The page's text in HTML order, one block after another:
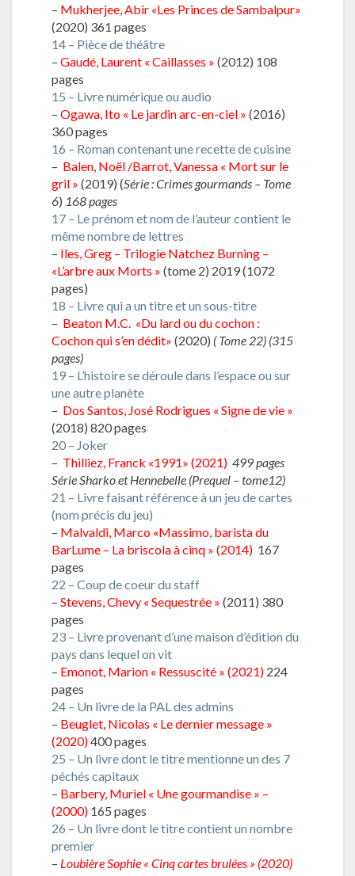
– Mukherjee, Abir «Les Princes de Sambalpur»
(2020) 361 pages
14 – Pièce de théâtre
– Gaudé, Laurent « Caillasses » (2012) 108
pages
15 – Livre numérique ou audio
– Ogawa, Ito « Le jardin arc-en-ciel » (2016)
360 pages
16 – Roman contenant une recette de cuisine
– Balen, Noël /Barrot, Vanessa « Mort sur le
gril » (2019) (Série : Crimes gourmands – Tome
6) 168 pages
17 – Le prénom et nom de l’auteur contient le
même nombre de lettres
– Iles, Greg – Trilogie Natchez Burning –
«L’arbre aux Morts » (tome 2) 2019 (1072
pages)
18 – Livre qui a un titre et un sous-titre
– Beaton M.C. «Du lard ou du cochon :
Cochon qui s’en dédit» (2020) ( Tome 22) (315
pages)
19 – L’histoire se déroule dans l’espace ou sur
une autre planète
– Dos Santos, José Rodrigues « Signe de vie »
(2018) 820 pages
20 – Joker
– Thilliez, Franck «1991» (2021) 499 pages
Série Sharko et Hennebelle (Prequel – tome12)
21 – Livre faisant référence à un jeu de cartes
(nom précis du jeu)
– Malvaldi, Marco «Massimo, barista du
BarLume – La briscola à cinq » (2014) 167
pages
22 – Coup de coeur du staff
– Stevens, Chevy « Sequestrée » (2011) 380
pages
23 – Livre provenant d’une maison d’édition du
pays dans lequel on vit
– Emonot, Marion « Ressuscité » (2021) 224
pages
24 – Un livre de la PAL des admins
– Beuglet, Nicolas « Le dernier message »
(2020)400 pages
25 – Un livre dont le titre mentionne un des 7
péchés capitaux
– Barbery, Muriel « Une gourmandise » –
(2000) 165 pages
26 – Un livre dont le titre contient un nombre
premier
– Loubière Sophie « Cinq cartes brulées » (2020)